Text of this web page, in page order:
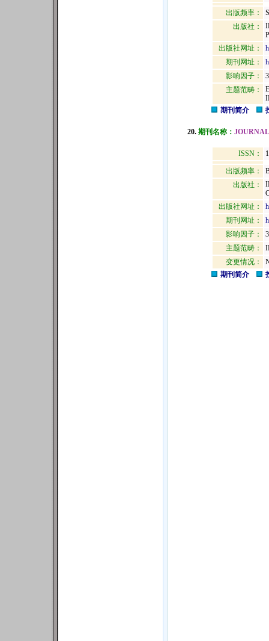
出版频率：
出版社：
出版社网址：
期刊网址：
影响因子：
主题范畴：
期刊简介
20. 期刊名称：
ISSN：
出版频率：
出版社：
出版社网址：
期刊网址：
影响因子：
主题范畴：
变更情况：
期刊简介